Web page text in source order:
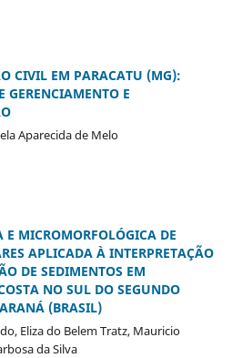
CIVIL EM PARACATU (MG):
GERENCIAMENTO E
Aparecida de Melo
MICROMORFOLÓGICA DE
APLICADA À INTERPRETAÇÃO
DE SEDIMENTOS EM
NO SUL DO SEGUNDO
(BRASIL)
Eliza do Belem Tratz, Mauricio
da Silva